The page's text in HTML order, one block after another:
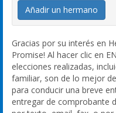
Añadir un hermano
Gracias por su interés en
Promise! Al hacer clic en
elecciones realizadas,
familiar, son de lo mejor
para conducir una breve
entregar de comprobante